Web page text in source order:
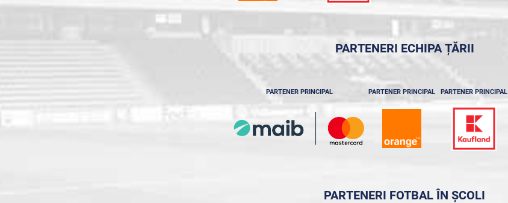
PARTENERI ECHIPA ȚĂRII
PARTENER PRINCIPAL PARTENER PRINCIPAL PARTENER PRINCIPAL
PARTENERI FOTBAL ÎN ȘCOLI